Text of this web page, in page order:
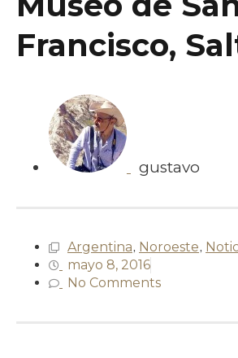
Francisco,
gustavo
Argentina, Noroeste,
mayo 8, 2016
No Comments